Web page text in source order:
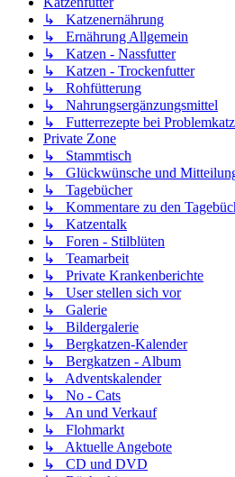
↳ Katzenernährung
↳ Ernährung Allgemein
↳ Katzen - Nassfutter
↳ Katzen - Trockenfutter
↳ Rohfütterung
↳ Nahrungsergänzungsmittel
↳ Futterrezepte bei
Private Zone
↳ Stammtisch
↳ Glückwünsche und
↳ Tagebücher
↳ Kommentare zu den
↳ Katzentalk
↳ Foren - Stilblüten
↳ Teamarbeit
↳ Private Krankenberichte
↳ User stellen sich vor
↳ Galerie
↳ Bildergalerie
↳ Bergkatzen-Kalender
↳ Bergkatzen - Album
↳ Adventskalender
↳ No - Cats
↳ An und Verkauf
↳ Flohmarkt
↳ Aktuelle Angebote
↳ CD und DVD